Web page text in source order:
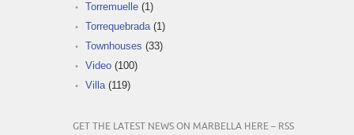
Torremuelle (1)
Torrequebrada(1)
Townhouses (33)
Video (100)
Villa(119)
GET THE LATEST NEWS ON MARBELLA HERE – RSS